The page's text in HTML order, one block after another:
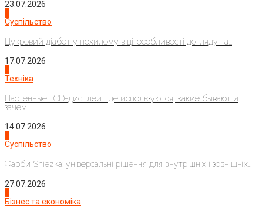
23.07.2026
Суспільство
Цукровий діабет у похилому віці: особливості догляду та...
17.07.2026
Техніка
Настенные LCD-дисплеи: где используются, какие бывают и
зачем...
14.07.2026
Суспільство
Фарби Sniezka: універсальні рішення для внутрішніх і зовнішніх...
27.07.2026
Бізнес та економіка